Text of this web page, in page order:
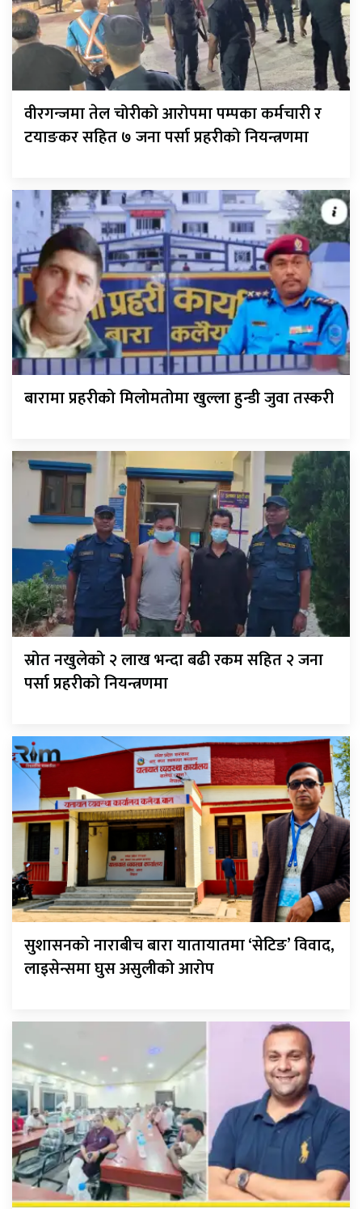
वीरगन्जमा तेल चोरीको आरोपमा पम्पका कर्मचारी र
टयाङकर सहित ७ जना पर्सा प्रहरीको नियन्त्रणमा
बारामा प्रहरीको मिलोमतोमा खुल्ला हुन्डी जुवा तस्करी
स्रोत नखुलेको २ लाख भन्दा बढी रकम सहित २ जना
पर्सा प्रहरीको नियन्त्रणमा
सुशासनको नाराबीच बारा यातायातमा ‘सेटिङ’ विवाद,
लाइसेन्समा घुस असुलीको आरोप